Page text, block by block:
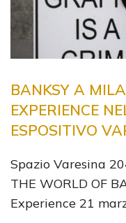
BANKSY A
EXPERIENCE
ESPOSITIVO
Spazio Varesina
THE WORLD OF
Experience 21